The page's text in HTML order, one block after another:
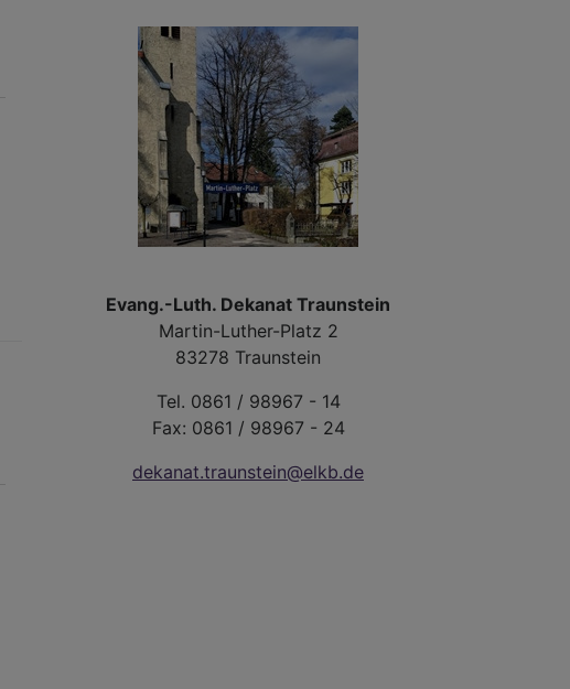
Evang.-Luth. Dekanat Traunstein
Martin-Luther-Platz 2
83278 Traunstein
Tel. 0861 / 98967 - 14
Fax: 0861 / 98967 - 24
dekanat.traunstein@elkb.de